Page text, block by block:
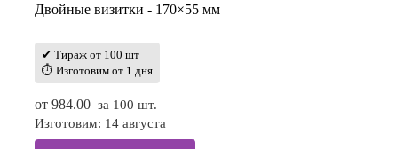
Двойные визитки - 170×55 мм
✔ Тираж от 100 шт
⏱ Изготовим от 1 дня
от 984.00 за 100 шт.
Изготовим: 14 августа